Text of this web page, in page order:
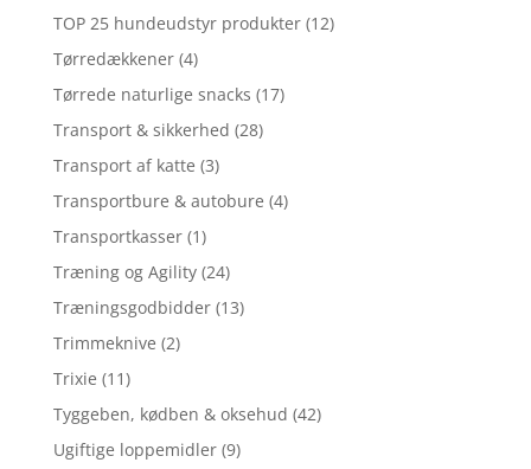
TOP 25 hundeudstyr produkter (12)
Tørredækkener (4)
Tørrede naturlige snacks (17)
Transport & sikkerhed (28)
Transport af katte (3)
Transportbure & autobure (4)
Transportkasser (1)
Træning og Agility (24)
Træningsgodbidder (13)
Trimmeknive (2)
Trixie (11)
Tyggeben, kødben & oksehud (42)
Ugiftige loppemidler (9)